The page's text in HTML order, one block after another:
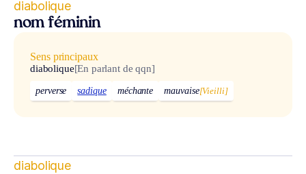
diabolique
nom féminin
Sens principaux
diabolique[En parlant de qqn]
perverse sadique méchante mauvaise[Vieilli]
diabolique